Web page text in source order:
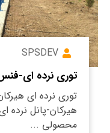
SPSDEV
توری نرده ای-
توری نرده ای
هیرکان-پانل نرده
محصولی ...